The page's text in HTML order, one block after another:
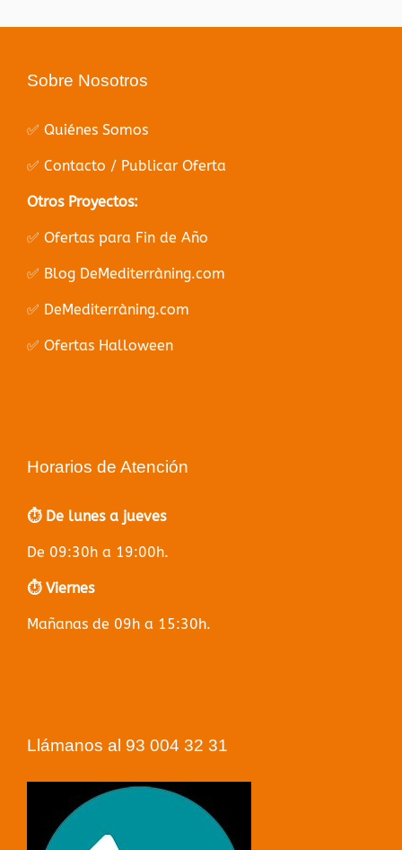
Sobre Nosotros
✅ Quiénes Somos
✅ Contacto / Publicar Oferta
Otros Proyectos:
✅ Ofertas para Fin de Año
✅ Blog DeMediterràning.com
✅ DeMediterràning.com
✅ Ofertas Halloween
Horarios de Atención
⏱️ De lunes a jueves
De 09:30h a 19:00h.
⏱️ Viernes
Mañanas de 09h a 15:30h.
Llámanos al 93 004 32 31